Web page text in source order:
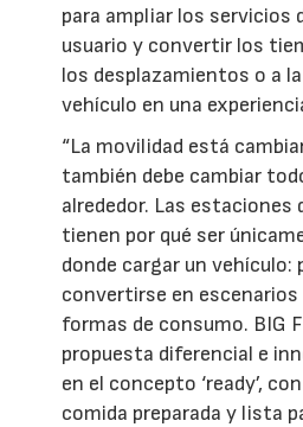
para ampliar los servicios
usuario y convertir los
los desplazamientos o a
vehículo en una
“La movilidad está
también debe cambiar
alrededor. Las estaciones
tienen por qué ser
donde cargar un vehículo:
convertirse en escenarios
formas de consumo. BIG
propuesta diferencial e
en el concepto ‘ready’,
comida preparada y lista